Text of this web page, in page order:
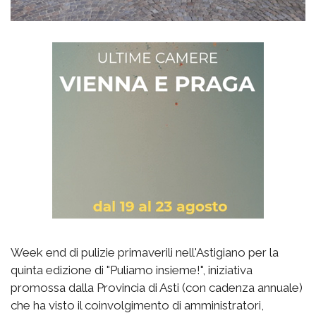
Week end di pulizie primaverili nell'Astigiano per la
quinta edizione di "Puliamo insieme!", iniziativa
promossa dalla Provincia di Asti (con cadenza annuale)
che ha visto il coinvolgimento di amministratori,